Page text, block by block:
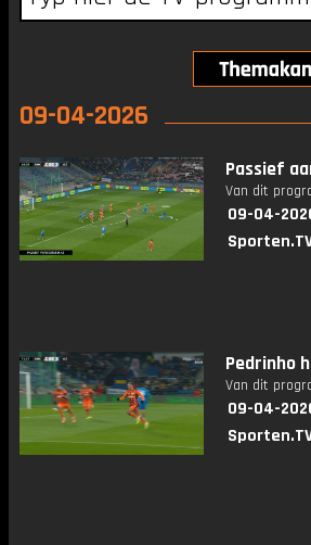
09-04-2026
Passief
Van dit
09-04-
Pedrinho
Van dit
09-04-